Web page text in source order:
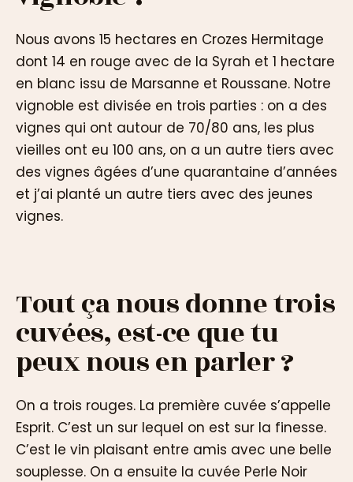
Nous avons 15 hectares en Crozes Hermitage
dont 14 en rouge avec de la Syrah et 1 hectare
en blanc issu de Marsanne et Roussane. Notre
vignoble est divisée en trois parties : on a des
vignes qui ont autour de 70/80 ans, les plus
vieilles ont eu 100 ans, on a un autre tiers avec
des vignes âgées d’une quarantaine d’années
et j’ai planté un autre tiers avec des jeunes
vignes.
Tout ça nous donne trois
cuvées, est-ce que tu
peux nous en parler ?
On a trois rouges. La première cuvée s’appelle
Esprit. C’est un sur lequel on est sur la finesse.
C’est le vin plaisant entre amis avec une belle
souplesse. On a ensuite la cuvée Perle Noir